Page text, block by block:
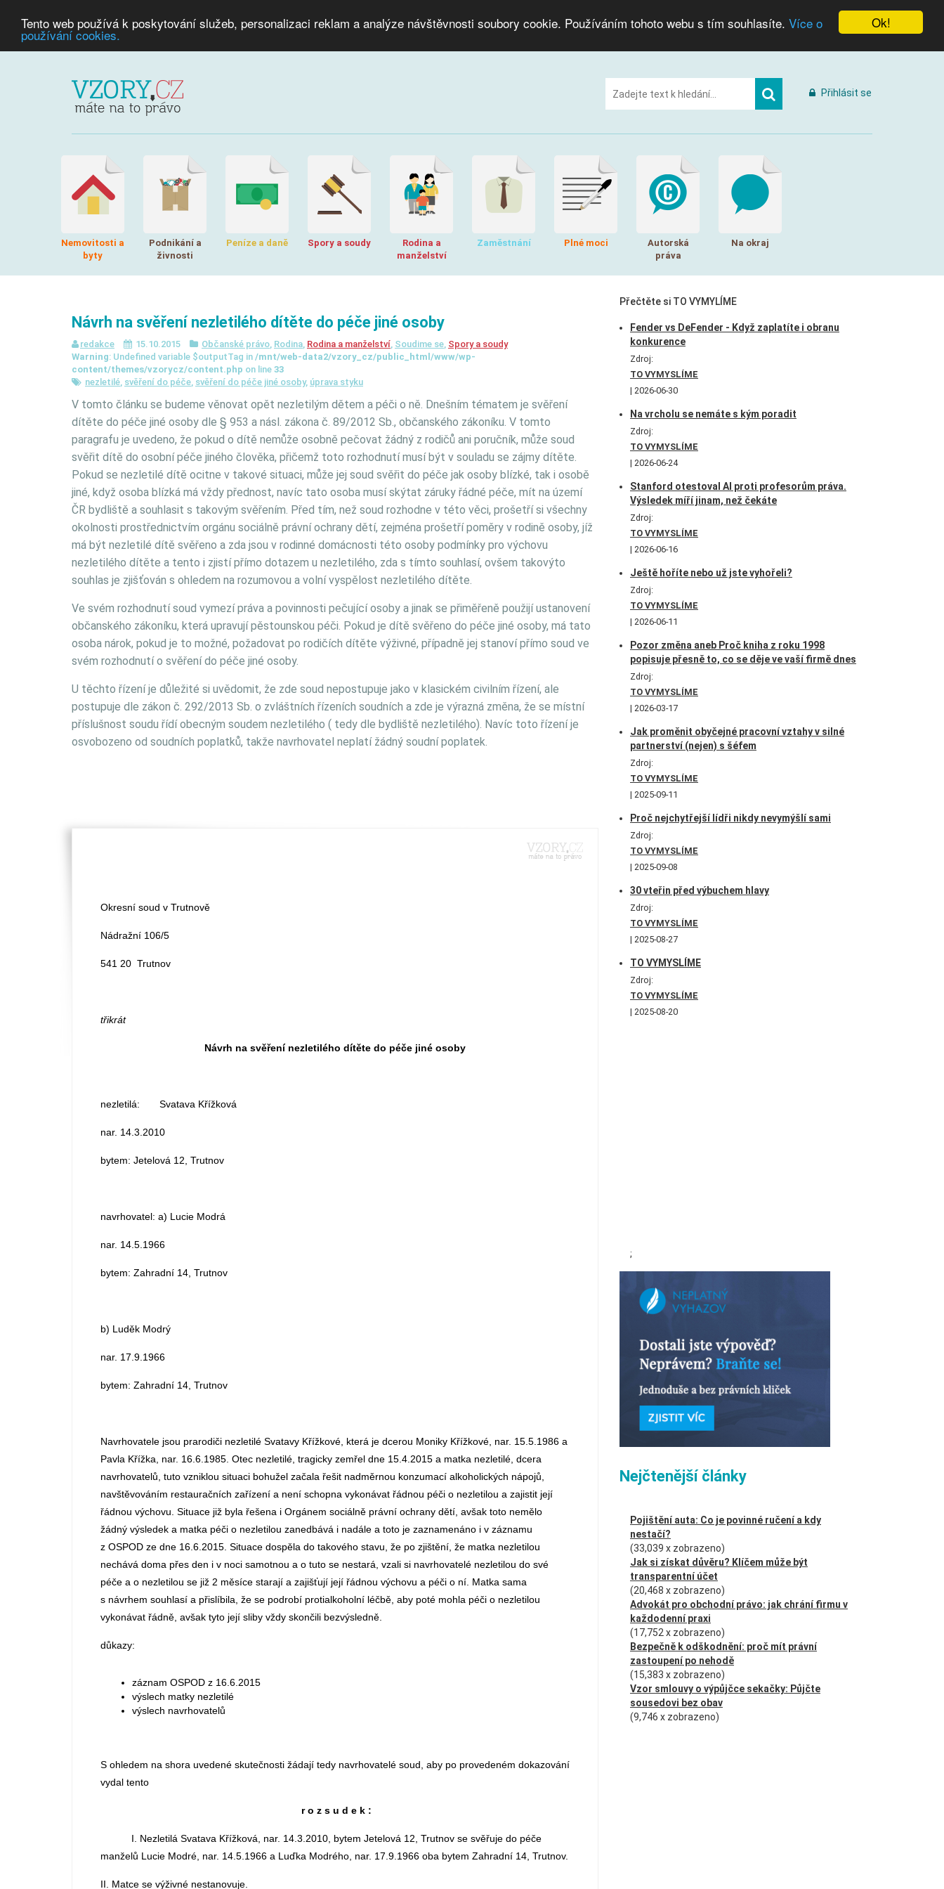
Ok!
Tento web používá k poskytování služeb, personalizaci reklam a analýze návštěvnosti soubory cookie. Používáním tohoto webu s tím souhlasíte. Více o
používání cookies.
Přihlásit se
Nemovitosti a
byty
Podnikání a
živnosti
Peníze a daně Spory a soudy
Rodina a
manželství
Zaměstnání Plné moci
Autorská
práva
Na okraj
Návrh na svěření nezletilého dítěte do péče jiné osoby
redakce 15.10.2015 Občanské právo, Rodina, Rodina a manželství, Soudime se, Spory a soudy
Warning: Undefined variable $outputTag in /mnt/web-data2/vzory_cz/public_html/www/wp-
content/themes/vzorycz/content.php on line 33
nezletilé, svěření do péče, svěření do péče jiné osoby, úprava styku
V tomto článku se budeme věnovat opět nezletilým dětem a péči o ně. Dnešním tématem je svěření
dítěte do péče jiné osoby dle § 953 a násl. zákona č. 89/2012 Sb., občanského zákoníku. V tomto
paragrafu je uvedeno, že pokud o dítě nemůže osobně pečovat žádný z rodičů ani poručník, může soud
svěřit dítě do osobní péče jiného člověka, přičemž toto rozhodnutí musí být v souladu se zájmy dítěte.
Pokud se nezletilé dítě ocitne v takové situaci, může jej soud svěřit do péče jak osoby blízké, tak i osobě
jiné, když osoba blízká má vždy přednost, navíc tato osoba musí skýtat záruky řádné péče, mít na území
ČR bydliště a souhlasit s takovým svěřením. Před tím, než soud rozhodne v této věci, prošetří si všechny
okolnosti prostřednictvím orgánu sociálně právní ochrany dětí, zejména prošetří poměry v rodině osoby, jíž
má být nezletilé dítě svěřeno a zda jsou v rodinné domácnosti této osoby podmínky pro výchovu
nezletilého dítěte a tento i zjistí přímo dotazem u nezletilého, zda s tímto souhlasí, ovšem takovýto
souhlas je zjišťován s ohledem na rozumovou a volní vyspělost nezletilého dítěte.
Ve svém rozhodnutí soud vymezí práva a povinnosti pečující osoby a jinak se přiměřeně použijí ustanovení
občanského zákoníku, která upravují pěstounskou péči. Pokud je dítě svěřeno do péče jiné osoby, má tato
osoba nárok, pokud je to možné, požadovat po rodičích dítěte výživné, případně jej stanoví přímo soud ve
svém rozhodnutí o svěření do péče jiné osoby.
U těchto řízení je důležité si uvědomit, že zde soud nepostupuje jako v klasickém civilním řízení, ale
postupuje dle zákon č. 292/2013 Sb. o zvláštních řízeních soudních a zde je výrazná změna, že se místní
příslušnost soudu řídí obecným soudem nezletilého ( tedy dle bydliště nezletilého). Navíc toto řízení je
osvobozeno od soudních poplatků, takže navrhovatel neplatí žádný soudní poplatek.
Okresní soud v Trutnově
Nádražní 106/5
541 20 Trutnov
třikrát
Návrh na svěření nezletilého dítěte do péče jiné osoby
nezletilá: Svatava Křížková
nar. 14.3.2010
bytem: Jetelová 12, Trutnov
navrhovatel: a) Lucie Modrá
nar. 14.5.1966
bytem: Zahradní 14, Trutnov
b) Luděk Modrý
nar. 17.9.1966
bytem: Zahradní 14, Trutnov
Navrhovatele jsou prarodiči nezletilé Svatavy Křížkové, která je dcerou Moniky Křížkové, nar. 15.5.1986 a
Pavla Křížka, nar. 16.6.1985. Otec nezletilé, tragicky zemřel dne 15.4.2015 a matka nezletilé, dcera
navrhovatelů, tuto vzniklou situaci bohužel začala řešit nadměrnou konzumací alkoholických nápojů,
navštěvováním restauračních zařízení a není schopna vykonávat řádnou péči o nezletilou a zajistit její
řádnou výchovu. Situace již byla řešena i Orgánem sociálně právní ochrany dětí, avšak toto nemělo
žádný výsledek a matka péči o nezletilou zanedbává i nadále a toto je zaznamenáno i v záznamu
z OSPOD ze dne 16.6.2015. Situace dospěla do takového stavu, že po zjištění, že matka nezletilou
nechává doma přes den i v noci samotnou a o tuto se nestará, vzali si navrhovatelé nezletilou do své
péče a o nezletilou se již 2 měsíce starají a zajišťují její řádnou výchovu a péči o ní. Matka sama
s návrhem souhlasí a přislíbila, že se podrobí protialkoholní léčbě, aby poté mohla péči o nezletilou
vykonávat řádně, avšak tyto její sliby vždy skončili bezvýsledně.
důkazy:
záznam OSPOD z 16.6.2015
výslech matky nezletilé
výslech navrhovatelů
S ohledem na shora uvedené skutečnosti žádají tedy navrhovatelé soud, aby po provedeném dokazování
vydal tento
r o z s u d e k :
I. Nezletilá Svatava Křížková, nar. 14.3.2010, bytem Jetelová 12, Trutnov se svěřuje do péče
manželů Lucie Modré, nar. 14.5.1966 a Luďka Modrého, nar. 17.9.1966 oba bytem Zahradní 14, Trutnov.
II. Matce se výživné nestanovuje.
Přečtěte si TO VYMYLÍME
Fender vs DeFender - Když zaplatíte i obranu
konkurence
Zdroj:
TO VYMYSLÍME
2026-06-30
Na vrcholu se nemáte s kým poradit
Zdroj:
TO VYMYSLÍME
2026-06-24
Stanford otestoval AI proti profesorům práva.
Výsledek míří jinam, než čekáte
Zdroj:
TO VYMYSLÍME
2026-06-16
Ještě hoříte nebo už jste vyhořeli?
Zdroj:
TO VYMYSLÍME
2026-06-11
Pozor změna aneb Proč kniha z roku 1998
popisuje přesně to, co se děje ve vaší firmě dnes
Zdroj:
TO VYMYSLÍME
2026-03-17
Jak proměnit obyčejné pracovní vztahy v silné
partnerství (nejen) s šéfem
Zdroj:
TO VYMYSLÍME
2025-09-11
Proč nejchytřejší lídři nikdy nevymýšlí sami
Zdroj:
TO VYMYSLÍME
2025-09-08
30 vteřin před výbuchem hlavy
Zdroj:
TO VYMYSLÍME
2025-08-27
TO VYMYSLÍME
Zdroj:
TO VYMYSLÍME
2025-08-20
;
Nejčtenější články
Pojištění auta: Co je povinné ručení a kdy
nestačí?
(33,039 x zobrazeno)
Jak si získat důvěru? Klíčem může být
transparentní účet
(20,468 x zobrazeno)
Advokát pro obchodní právo: jak chrání firmu v
každodenní praxi
(17,752 x zobrazeno)
Bezpečně k odškodnění: proč mít právní
zastoupení po nehodě
(15,383 x zobrazeno)
Vzor smlouvy o výpůjčce sekačky: Půjčte
sousedovi bez obav
(9,746 x zobrazeno)